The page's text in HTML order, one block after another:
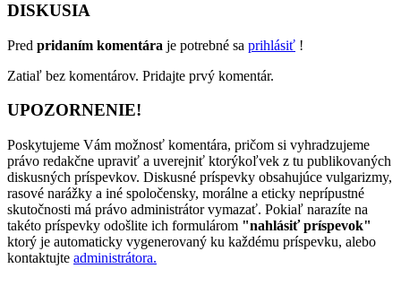
DISKUSIA
Pred pridaním komentára je potrebné sa prihlásiť !
Zatiaľ bez komentárov. Pridajte prvý komentár.
UPOZORNENIE!
Poskytujeme Vám možnosť komentára, pričom si vyhradzujeme
právo redakčne upraviť a uverejniť ktorýkoľvek z tu publikovaných
diskusných príspevkov. Diskusné príspevky obsahujúce vulgarizmy,
rasové narážky a iné spoločensky, morálne a eticky neprípustné
skutočnosti má právo administrátor vymazať. Pokiaľ narazíte na
takéto príspevky odošlite ich formulárom "nahlásiť príspevok"
ktorý je automaticky vygenerovaný ku každému príspevku, alebo
kontaktujte administrátora.